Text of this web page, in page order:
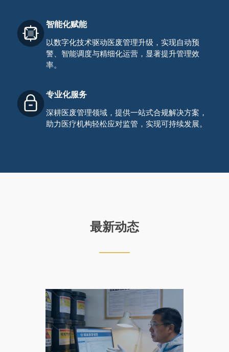
智能化赋能
以数字化技术驱动医废管理升级，实现自动预
警、智能调度与精细化运营，显著提升管理效
率。
专业化服务
深耕医废管理领域，提供一站式合规解决方案，
助力医疗机构轻松应对监管，实现可持续发展。
最新动态